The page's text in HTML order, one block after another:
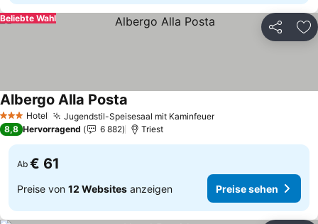
Teilen
Beliebte Wahl
3 SterneHotel Jugendstil-Speisesaal mit Kaminfeuer
Albergo Alla Posta
8,8 Hervorragend 6 882 Triest
Ab € 61
Preise von 12 Websites anzeigen Preise sehen